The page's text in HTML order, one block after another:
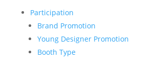
Participation
Brand Promotion
Young Designer Promotion
Booth Type